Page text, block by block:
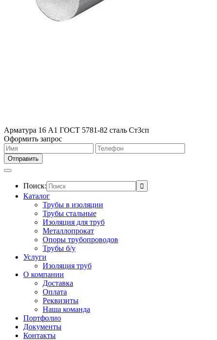
Арматура 16 А1 ГОСТ 5781-82 сталь Ст3сп
Оформить запрос
Поиск:
Каталог
Трубы в изоляции
Трубы стальные
Изоляция для труб
Металлопрокат
Опоры трубопроводов
Трубы б/у
Услуги
Изоляция труб
О компании
Доставка
Оплата
Реквизиты
Наша команда
Портфолио
Документы
Контакты